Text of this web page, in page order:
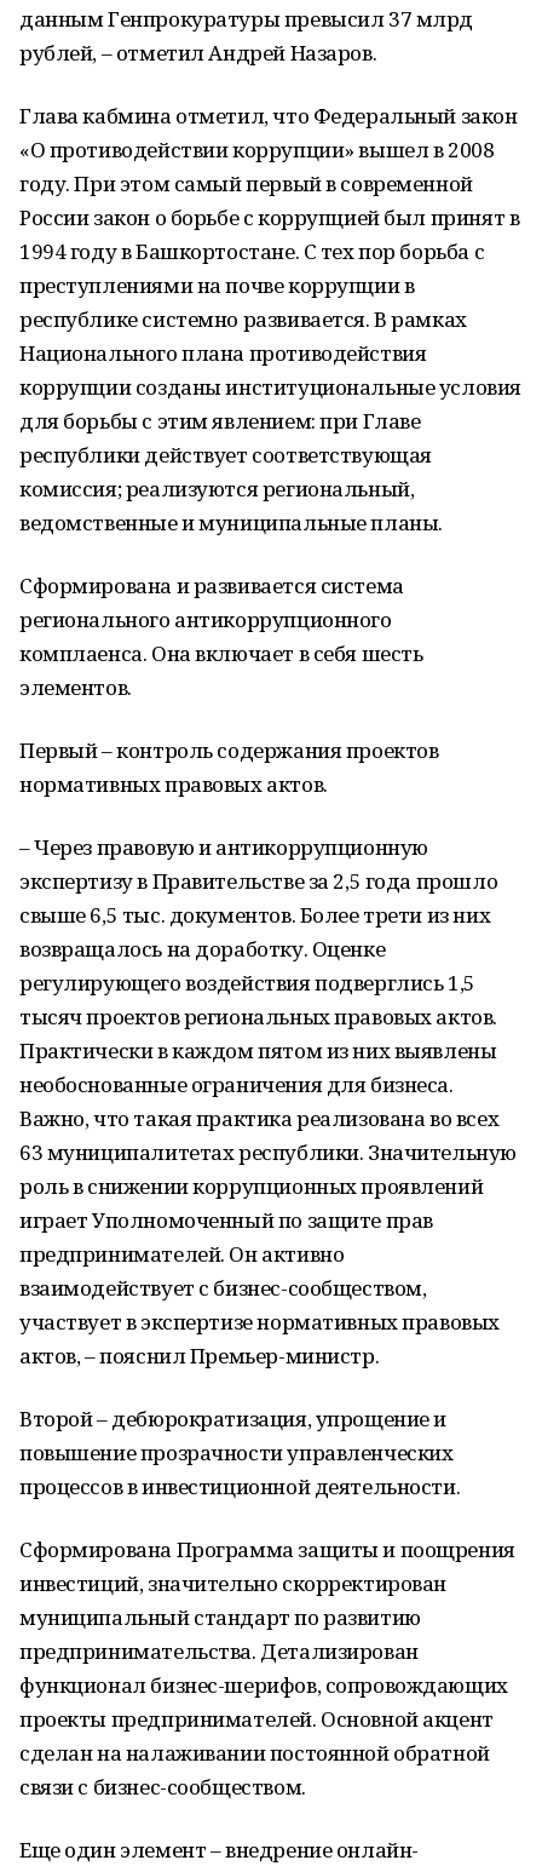
данным Генпрокуратуры превысил 37 млрд
рублей, – отметил Андрей Назаров.
Глава кабмина отметил, что Федеральный закон
«О противодействии коррупции» вышел в 2008
году. При этом самый первый в современной
России закон о борьбе с коррупцией был принят в
1994 году в Башкортостане. С тех пор борьба с
преступлениями на почве коррупции в
республике системно развивается. В рамках
Национального плана противодействия
коррупции созданы институциональные условия
для борьбы с этим явлением: при Главе
республики действует соответствующая
комиссия; реализуются региональный,
ведомственные и муниципальные планы.
Сформирована и развивается система
регионального антикоррупционного
комплаенса. Она включает в себя шесть
элементов.
Первый – контроль содержания проектов
нормативных правовых актов.
– Через правовую и антикоррупционную
экспертизу в Правительстве за 2,5 года прошло
свыше 6,5 тыс. документов. Более трети из них
возвращалось на доработку. Оценке
регулирующего воздействия подверглись 1,5
тысяч проектов региональных правовых актов.
Практически в каждом пятом из них выявлены
необоснованные ограничения для бизнеса.
Важно, что такая практика реализована во всех
63 муниципалитетах республики. Значительную
роль в снижении коррупционных проявлений
играет Уполномоченный по защите прав
предпринимателей. Он активно
взаимодействует с бизнес-сообществом,
участвует в экспертизе нормативных правовых
актов, – пояснил Премьер-министр.
Второй – дебюрократизация, упрощение и
повышение прозрачности управленческих
процессов в инвестиционной деятельности.
Сформирована Программа защиты и поощрения
инвестиций, значительно скорректирован
муниципальный стандарт по развитию
предпринимательства. Детализирован
функционал бизнес-шерифов, сопровождающих
проекты предпринимателей. Основной акцент
сделан на налаживании постоянной обратной
связи с бизнес-сообществом.
Еще один элемент – внедрение онлайн-